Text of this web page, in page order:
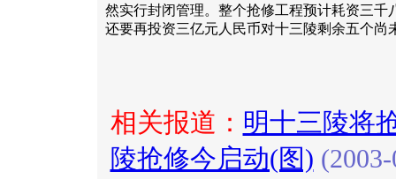
然实行封闭管理。整个抢修工程预计耗资三千
还要再投资三亿元人民币对十三陵剩余五个尚
相关报道： 明十三陵将
陵抢修今启动(图)